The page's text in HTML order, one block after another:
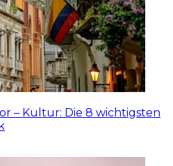
– Kultur: Die 8 wichtigsten